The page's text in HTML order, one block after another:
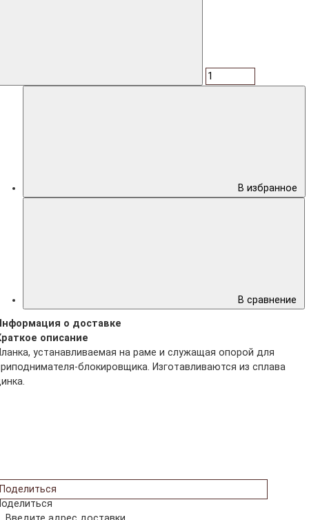
В избранное
В сравнение
о доставке
описание
устанавливаемая на раме и служащая опорой для
блокировщика. Изготавливаются из сплава
Поделиться